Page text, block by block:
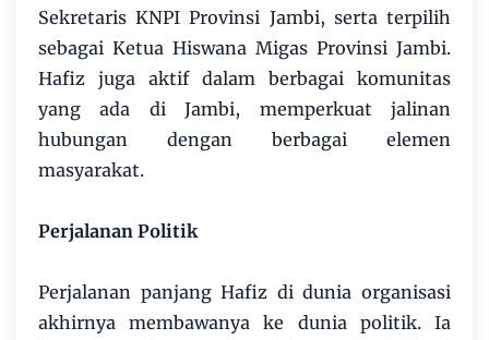
Sekretaris KNPI Provinsi Jambi, serta terpilih
sebagai Ketua Hiswana Migas Provinsi Jambi.
Hafiz juga aktif dalam berbagai komunitas
yang ada di Jambi, memperkuat jalinan
hubungan dengan berbagai elemen
masyarakat.
Perjalanan Politik
Perjalanan panjang Hafiz di dunia organisasi
akhirnya membawanya ke dunia politik. Ia